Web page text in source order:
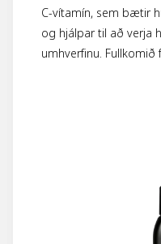
C-vítamín, sem bætir
og hjálpar til að verja
umhverfinu. Fullkomið